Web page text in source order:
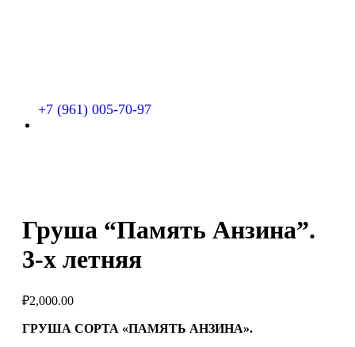
+7 (961) 005-70-97
Груша “Память Анзина”.
3-х летняя
₽2,000.00
ГРУША СОРТА «ПАМЯТЬ АНЗИНА».